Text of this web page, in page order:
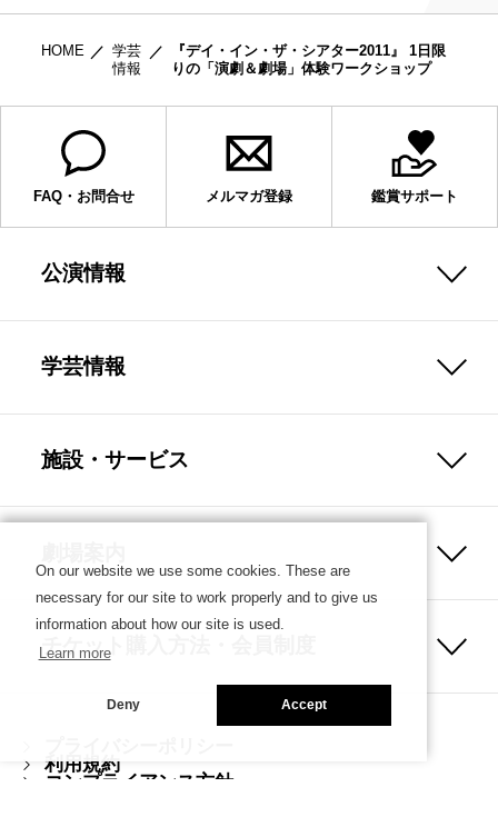
HOME
学芸
情報
『デイ・イン・ザ・シアター2011』 1日限
りの「演劇＆劇場」体験ワークショップ
FAQ・お問合せ メルマガ登録 鑑賞サポート
公演情報
学芸情報
施設・サービス
チケット購入方法・会員制度
利用規約
コンプライアンス方針
On our website we use some cookies. These are
necessary for our site to work properly and to give us
information about how our site is used.
Learn more
Deny Accept